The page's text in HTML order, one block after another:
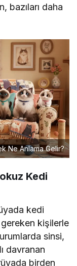
bazıları daha
Ne Anlama Gelir?
Kedi
kedi
kişilerle
sinsi,
davranan
birden